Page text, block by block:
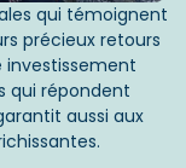
projets qui
de
mission,
le terrain soient
qui témoignent
précieux retours
qui répondent
aussi aux